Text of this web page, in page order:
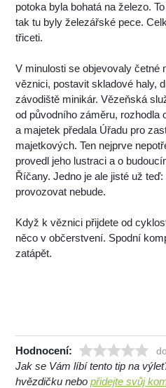
potoka byla bohatá na železo.
tak tu byly železářské pece.
třiceti.
V minulosti se objevovaly četné
věznici, postavit skladové haly,
závodiště minikár. Vězeňská
od původního záměru, rozhodla
a majetek předala Úřadu pro
majetkových. Ten nejprve
provedl jeho lustraci a o
Říčany. Jedno je ale jisté už
provozovat nebude.
Když k věznici přijdete od
něco v občerstvení. Spodní
zatápět.
Hodnocení:
Jak se Vám líbí tento tip na
hvězdičku nebopřidejte svůj